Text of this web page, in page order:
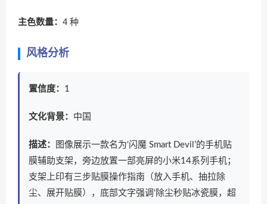
主色数量： 4 种
风格分析
置信度： 1
文化背景： 中国
描述：
图像展示一款名为‘闪魔 Smart Devil’的手机贴
膜辅助支架，旁边放置一部亮屏的小米14系列手机；
支架上印有三步贴膜操作指南（放入手机、抽拉除
尘、展开贴膜），底部文字强调‘除尘秒贴冰瓷膜，超